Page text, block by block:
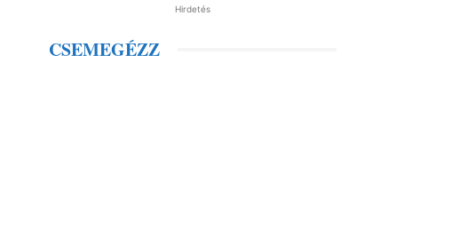
Hirdetés
CSEMEGÉZZ